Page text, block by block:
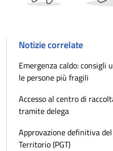
Notizie correlate
Emergenza caldo: consigli
le persone più fragili
Accesso al centro di
tramite delega
Approvazione definitiva
Territorio (PGT)